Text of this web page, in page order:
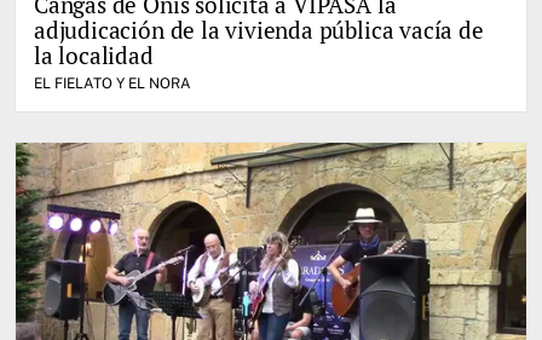
adjudicación de la vivienda pública vacía de
la localidad
EL FIELATO Y EL NORA